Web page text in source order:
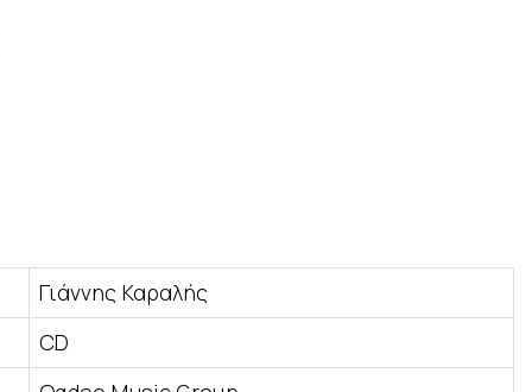
Γιάννης Καραλής
CD